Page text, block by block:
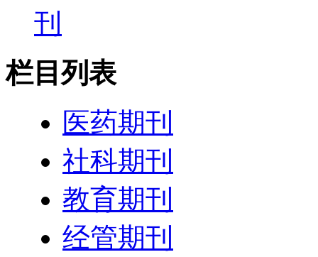
刊
栏目列表
医药期刊
社科期刊
教育期刊
经管期刊